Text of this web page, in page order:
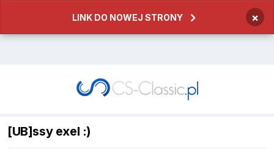
LINK DO NOWEJ STRONY ×
[UB]ssy exel :)